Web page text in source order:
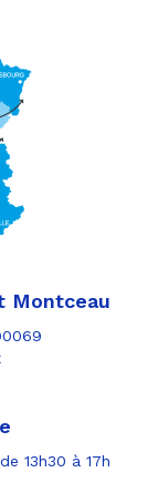
Montceau
13h30 à 17h